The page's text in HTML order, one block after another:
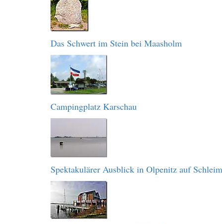
Das Schwert im Stein bei Maasholm
Campingplatz Karschau
Spektakulärer Ausblick in Olpenitz auf